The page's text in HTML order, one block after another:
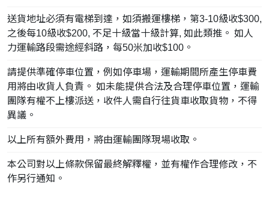
送貨地址必須有電梯到達，如須搬運樓梯，第3-10級收$300,
之後每10級收$200, 不足十級當十級計算, 如此類推。 如人
力運輸路段需途經斜路，每50米加收$100。
請提供準確停車位置，例如停車場，運輸期間所產生停車費
用將由收貨人負責。 如未能提供合法及合理停車位置，運輸
團隊有權不上樓派送，收件人需自行往貨車收取貨物，不得
異議。
以上所有額外費用，將由運輸團隊現場收取。
本公司對以上條款保留最終解釋權，並有權作合理修改，不
作另行通知。